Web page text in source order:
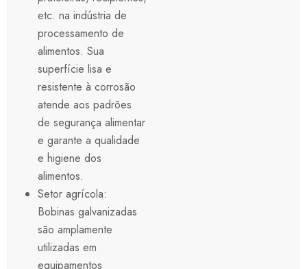
etc. na indústria de
processamento de
alimentos. Sua
superfície lisa e
resistente à corrosão
atende aos padrões
de segurança alimentar
e garante a qualidade
e higiene dos
alimentos.
Setor agrícola:
Bobinas galvanizadas
são amplamente
utilizadas em
equipamentos